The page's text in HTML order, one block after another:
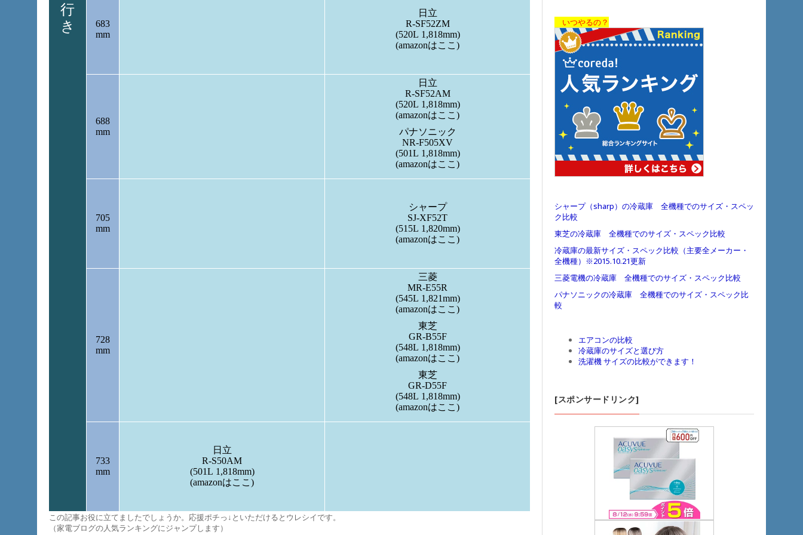
行
き
683
mm
日立
R-SF52ZM
(520L 1,818mm)
(amazonはここ)
688
mm
日立
R-SF52AM
(520L 1,818mm)
(amazonはここ)
パナソニック
NR-F505XV
(501L 1,818mm)
(amazonはここ)
705
mm
シャープ
SJ-XF52T
(515L 1,820mm)
(amazonはここ)
728
mm
三菱
MR-E55R
(545L 1,821mm)
(amazonはここ)
東芝
GR-B55F
(548L 1,818mm)
(amazonはここ)
東芝
GR-D55F
(548L 1,818mm)
(amazonはここ)
733
mm
日立
R-S50AM
(501L 1,818mm)
(amazonはここ)
この記事お役に立てましたでしょうか。応援ポチっ↓といただけるとウレシイです。
（家電ブログの人気ランキングにジャンプします）
いつやるの？
シャープ（sharp）の冷蔵庫 全機種でのサイズ・スペッ
ク比較
東芝の冷蔵庫 全機種でのサイズ・スペック比較
冷蔵庫の最新サイズ・スペック比較（主要全メーカー・
全機種）※2015.10.21更新
三菱電機の冷蔵庫 全機種でのサイズ・スペック比較
パナソニックの冷蔵庫 全機種でのサイズ・スペック比
較
エアコンの比較
冷蔵庫のサイズと選び方
洗濯機 サイズの比較ができます！
[スポンサードリンク]